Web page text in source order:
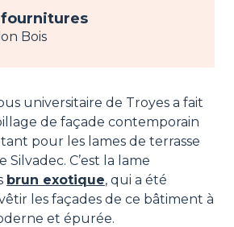
Bois
universitaire de Troyes a fait
de façade contemporain
pour les lames de terrasse
Silvadec. C’est la lame
brun exotique, qui a été
les façades de ce bâtiment à
et épurée.